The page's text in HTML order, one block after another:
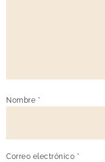
Nombre *
Correo electrónico *